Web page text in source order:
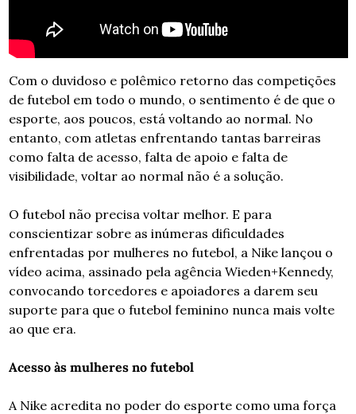
Com o duvidoso e polêmico retorno das competições
de futebol em todo o mundo, o sentimento é de que o
esporte, aos poucos, está voltando ao normal. No
entanto, com atletas enfrentando tantas barreiras
como falta de acesso, falta de apoio e falta de
visibilidade, voltar ao normal não é a solução.
O futebol não precisa voltar melhor. E para
conscientizar sobre as inúmeras dificuldades
enfrentadas por mulheres no futebol, a Nike lançou o
vídeo acima, assinado pela agência Wieden+Kennedy,
convocando torcedores e apoiadores a darem seu
suporte para que o futebol feminino nunca mais volte
ao que era.
Acesso às mulheres no futebol
A Nike acredita no poder do esporte como uma força